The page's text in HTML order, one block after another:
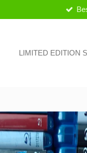
LIMITED EDITION